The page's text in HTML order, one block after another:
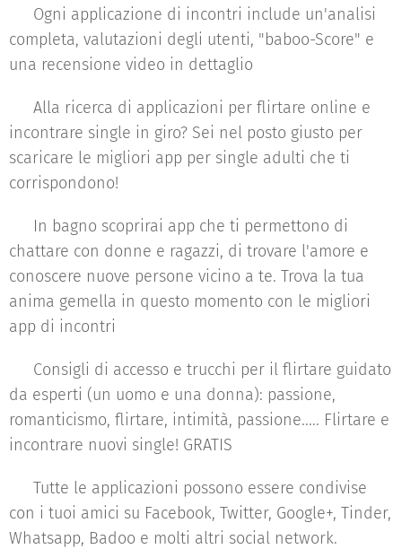
♥ Ogni applicazione di incontri include un'analisi
completa, valutazioni degli utenti, "baboo-Score" e
una recensione video in dettaglio
♥ Alla ricerca di applicazioni per flirtare online e
incontrare single in giro? Sei nel posto giusto per
scaricare le migliori app per single adulti che ti
corrispondono!
♥ In bagno scoprirai app che ti permettono di
chattare con donne e ragazzi, di trovare l'amore e
conoscere nuove persone vicino a te. Trova la tua
anima gemella in questo momento con le migliori
app di incontri
♥ Consigli di accesso e trucchi per il flirtare guidato
da esperti (un uomo e una donna): passione,
romanticismo, flirtare, intimità, passione..... Flirtare e
incontrare nuovi single! GRATIS
♥ Tutte le applicazioni possono essere condivise
con i tuoi amici su Facebook, Twitter, Google+, Tinder,
Whatsapp, Badoo e molti altri social network.